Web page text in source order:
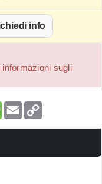
info
sugli
Message
Email